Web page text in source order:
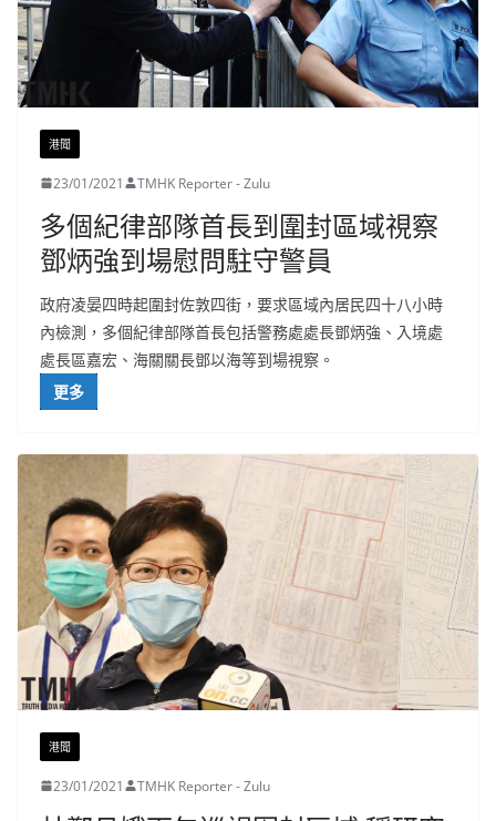
港聞
23/01/2021 TMHK Reporter - Zulu
多個紀律部隊首長到圍封區域視察
鄧炳強到場慰問駐守警員
政府凌晏四時起圍封佐敦四街，要求區域內居民四十八小時
內檢測，多個紀律部隊首長包括警務處處長鄧炳強、入境處
處長區嘉宏、海關關長鄧以海等到場視察。
更多
港聞
23/01/2021 TMHK Reporter - Zulu